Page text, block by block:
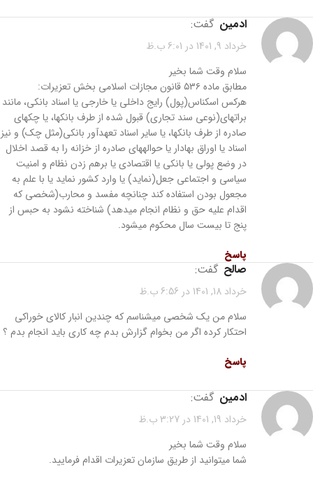
ادمین گفت:
خرداد 9, 1401 در 6:01 ب.ظ
سلام وقت شما بخیر
مطابق ماده ۵۳۶ قانون مجازات اسلامی بخش تعزیرات:
هرکس اسکناس(پول) رایج داخلی یا خارجی یا اسناد بانکی، مانند
براتهای(نوعی سند تجاری) قبول شده از طرف بانکها، یا چکهای
صادره از طرف بانکها، یا سایر اسناد تعهدآور بانکی(مثل چک) و نیز
اسناد یا اوراق بهادار یا حوالههای صادره از خزانه را به قصد اخلال
در وضع پولی یا بانکی یا اقتصادی یا برهم زدن نظام و امنیت
سیاسی و اجتماعی جعل(نماید) یا وارد کشور نماید یا با علم به
مجعول بودن استفاده کند چنانچه مفسد و محارب(شخصی که
اقدام علیه حق و نظام انجام میدهد) شناخته نشود به حبس از
پنج تا بیست سال محکوم میشود.
پاسخ
صالح گفت:
خرداد 18, 1401 در 6:56 ب.ظ
سلام من یک شخصی میشناسم که چندین انبار کالای خوراکی
احتکار کرده اگر من بخوام گزارش بدم چه کاری باید انجام بدم ؟
پاسخ
ادمین گفت:
خرداد 19, 1401 در 3:27 ب.ظ
سلام وقت شما بخیر
شما میتوانید از طریق سازمان تعزیرات اقدام فرمایید.